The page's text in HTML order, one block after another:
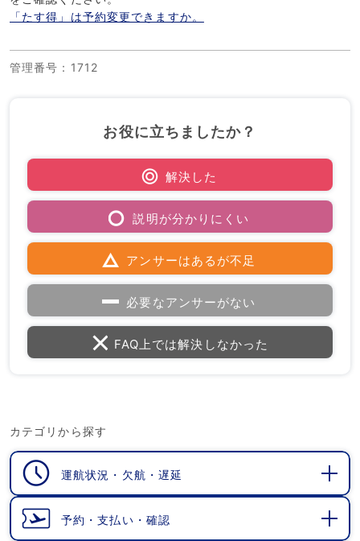
「たす得」は予約変更できますか。
管理番号 ：1712
お役に立ちましたか？
解決した
説明が分かりにくい
アンサーはあるが不足
必要なアンサーがない
FAQ上では解決しなかった
カテゴリから探す
運航状況・欠航・遅延
予約・支払い・確認